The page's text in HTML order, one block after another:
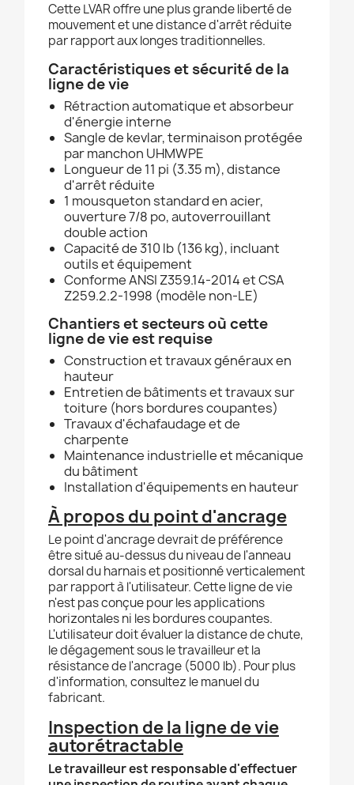
Cette LVAR offre une plus grande liberté de
mouvement et une distance d'arrêt réduite
par rapport aux longes traditionnelles.
Caractéristiques et sécurité de la
ligne de vie
Rétraction automatique et absorbeur
d'énergie interne
Sangle de kevlar, terminaison protégée
par manchon UHMWPE
Longueur de 11 pi (3.35 m), distance
d'arrêt réduite
1 mousqueton standard en acier,
ouverture 7/8 po, autoverrouillant
double action
Capacité de 310 lb (136 kg), incluant
outils et équipement
Conforme ANSI Z359.14-2014 et CSA
Z259.2.2-1998 (modèle non-LE)
Chantiers et secteurs où cette
ligne de vie est requise
Construction et travaux généraux en
hauteur
Entretien de bâtiments et travaux sur
toiture (hors bordures coupantes)
Travaux d'échafaudage et de
charpente
Maintenance industrielle et mécanique
du bâtiment
Installation d'équipements en hauteur
À propos du point d'ancrage
Le point d'ancrage devrait de préférence
être situé au-dessus du niveau de l'anneau
dorsal du harnais et positionné verticalement
par rapport à l'utilisateur. Cette ligne de vie
n'est pas conçue pour les applications
horizontales ni les bordures coupantes.
L'utilisateur doit évaluer la distance de chute,
le dégagement sous le travailleur et la
résistance de l'ancrage (5000 lb). Pour plus
d'information, consultez le manuel du
fabricant.
Inspection de la ligne de vie
autorétractable
Le travailleur est responsable d'effectuer